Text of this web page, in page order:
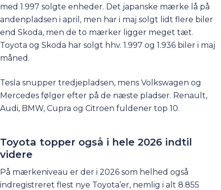
med 1.997 solgte enheder. Det japanske mærke lå på
andenpladsen i april, men har i maj solgt lidt flere biler
end Skoda, men de to mærker ligger meget tæt.
Toyota og Skoda har solgt hhv. 1.997 og 1.936 biler i maj
måned.
Tesla snupper tredjepladsen, mens Volkswagen og
Mercedes følger efter på de næste pladser. Renault,
Audi, BMW, Cupra og Citroën fuldener top 10.
Toyota topper også i hele 2026 indtil
videre
På mærkeniveau er der i 2026 som helhed også
indregistreret flest nye Toyota’er, nemlig i alt 8.855